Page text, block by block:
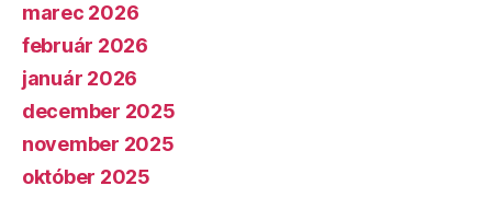
marec 2026
február 2026
január 2026
december 2025
november 2025
október 2025